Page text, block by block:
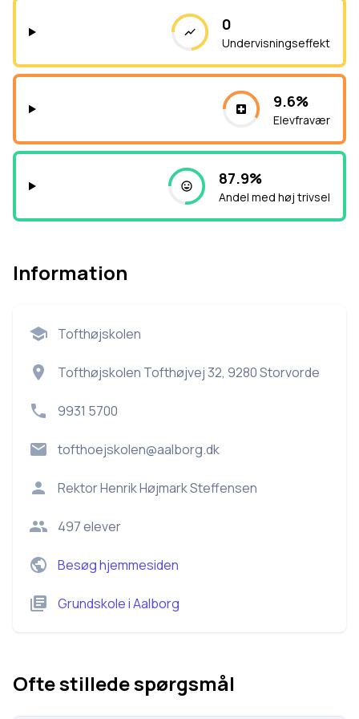
0
Undervisningseffekt
9.6%
Elevfravær
87.9%
Andel med høj trivsel
Information
Tofthøjskolen
Tofthøjskolen Tofthøjvej 32, 9280 Storvorde
9931 5700
tofthoejskolen@aalborg.dk
RektorHenrik Højmark Steffensen
497elever
Besøg hjemmesiden
GrundskoleiAalborg
Ofte stillede spørgsmål